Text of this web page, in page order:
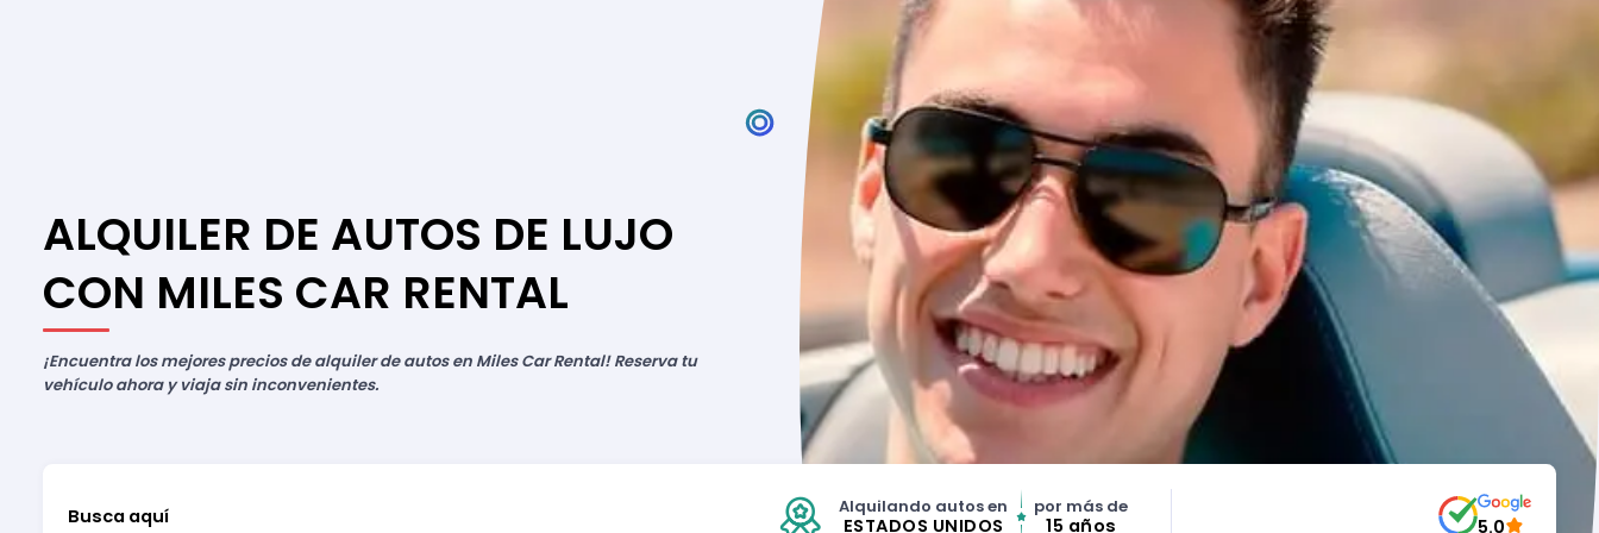
ALQUILER DE AUTOS DE LUJO
CON MILES CAR RENTAL
¡Encuentra los mejores precios de alquiler de autos en Miles Car Rental! Reserva tu
vehículo ahora y viaja sin inconvenientes.
Busca aquí Alquilando autos en
ESTADOS UNIDOS
por más de
15 años 5.0